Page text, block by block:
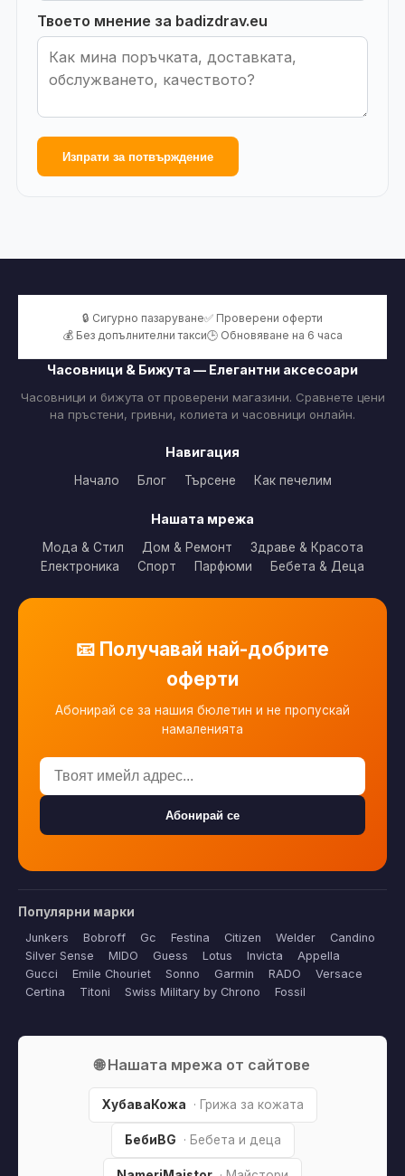
Твоето мнение за badizdrav.eu
Изпрати за потвърждение
🔒 Сигурно пазаруване✅ Проверени оферти
💰 Без допълнителни такси🕒 Обновяване на 6 часа
Часовници & Бижута — Елегантни аксесоари
Часовници и бижута от проверени магазини. Сравнете цени
на пръстени, гривни, колиета и часовници онлайн.
Навигация
Начало Блог Търсене Как печелим
Нашата мрежа
Мода & Стил Дом & Ремонт
Здраве & Красота
Електроника
Спорт Парфюми Бебета & Деца
📧 Получавай най-добрите
оферти
Абонирай се за нашия бюлетин и не пропускай
намаленията
Абонирай се
Популярни марки
Junkers Bobroff Gc Festina Citizen Welder
Candino
Silver Sense
MIDO Guess Lotus Invicta
Appella
Gucci
Emile Chouriet Sonno Garmin RADO
Versace
Certina
Titoni Swiss Military by Chrono Fossil
🌐 Нашата мрежа от сайтове
ХубаваКожа · Грижа за кожата
БебиBG · Бебета и деца